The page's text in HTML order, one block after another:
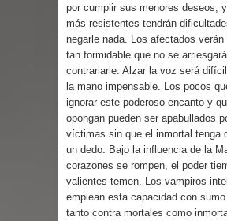
Parte 03: Reflexiones
por cumplir sus menores deseos,
más resistentes tendrán
negarle nada. Los afectados verán
tan formidable que no se
contrariarle. Alzar la voz será
la mano impensable. Los pocos
ignorar este poderoso encanto y
opongan pueden ser apabullados
víctimas sin que el inmortal tenga
un dedo. Bajo la influencia de la
corazones se rompen, el poder
valientes temen. Los vampiros
emplean esta capacidad con sumo
tanto contra mortales como